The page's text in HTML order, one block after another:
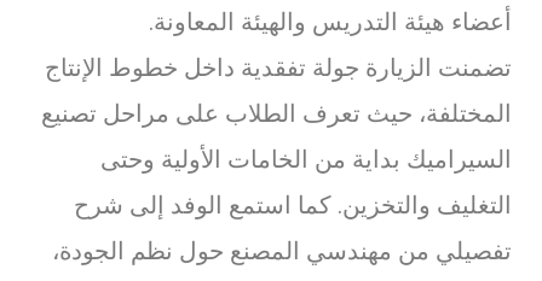
أعضاء هيئة التدريس والهيئة المعاونة.
تضمنت الزيارة جولة تفقدية داخل خطوط الإنتاج
المختلفة، حيث تعرف الطلاب على مراحل تصنيع
السيراميك بداية من الخامات الأولية وحتى
التغليف والتخزين. كما استمع الوفد إلى شرح
تفصيلي من مهندسي المصنع حول نظم الجودة،